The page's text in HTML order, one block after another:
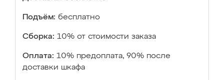
Подъём: бесплатно
Сборка: 10% от стоимости заказа
Оплата: 10% предоплата, 90% после
доставки шкафа